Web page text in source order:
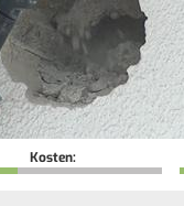
Kosten: